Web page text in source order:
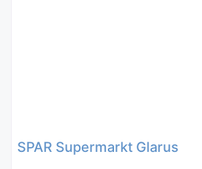
SPAR Supermarkt Glarus